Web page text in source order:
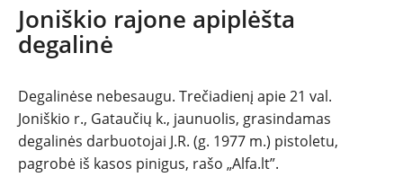
NAUJIENOS
TESTAI
Joniškio rajone apiplėšta
degalinė
Degalinėse nebesaugu. Trečiadienį apie 21 val.
Joniškio r., Gataučių k., jaunuolis, grasindamas
degalinės darbuotojai J.R. (g. 1977 m.) pistoletu,
pagrobė iš kasos pinigus, rašo „Alfa.lt”.